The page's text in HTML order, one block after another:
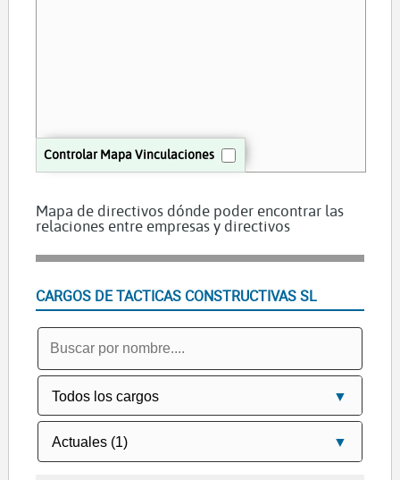
Controlar Mapa Vinculaciones
Mapa de directivos dónde poder encontrar las
relaciones entre empresas y directivos
CARGOS DE TACTICAS CONSTRUCTIVAS SL